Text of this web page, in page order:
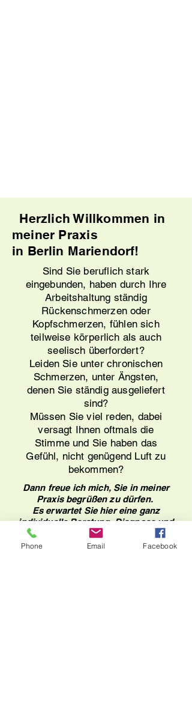
Herzlich Willkommen in
meiner Praxis
in Berlin Mariendorf!
Sind Sie beruflich stark
eingebunden, haben durch Ihre
Arbeitshaltung ständig
Rückenschmerzen oder
Kopfschmerzen, fühlen sich
teilweise körperlich als auch
seelisch überfordert?
Leiden Sie unter chronischen
Schmerzen, unter Ängsten,
denen Sie ständig ausgeliefert
sind?
Müssen Sie viel reden, dabei
versagt Ihnen oftmals die
Stimme und Sie haben das
Gefühl, nicht genügend Luft zu
bekommen?
Dann freue ich mich, Sie in meiner
Praxis begrüßen zu dürfen.
Es erwartet Sie hier eine ganz
individuelle Beratung, Diagnose und
Therapie!
Phone Email Facebook